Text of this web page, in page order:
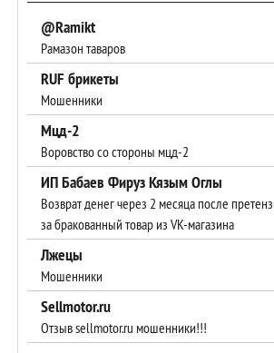
@Ramikt
Рамазон таваров
RUF брикеты
Мошенники
Мцд-2
Воровство со стороны мцд-2
ИП Бабаев Фируз Кязым Оглы
Возврат денег через 2 месяца после
за бракованный товар из VK-магазина
Лжецы
Мошенники
Sellmotor.ru
Отзыв sellmotor.ru мошенники!!!